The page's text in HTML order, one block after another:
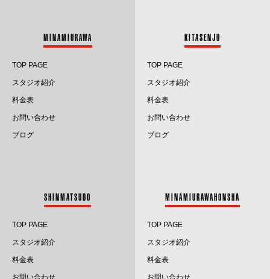
2025.1
2024.12
2024.11
2024.6
MINAMIURAWA
TOP PAGE
スタジオ紹介
料金表
お問い合わせ
ブログ
KITASENJU
TOP PAGE
スタジオ紹介
料金表
お問い合わせ
ブログ
SHINMATSUDO
TOP PAGE
スタジオ紹介
料金表
MINAMIURAWAHONSHA
TOP PAGE
スタジオ紹介
料金表